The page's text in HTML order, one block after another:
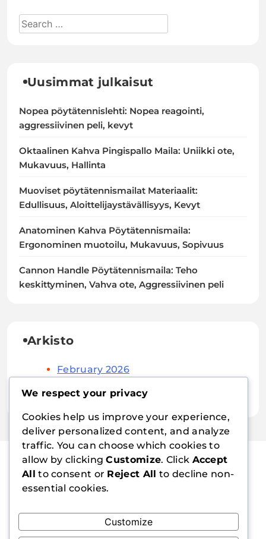
Uusimmat julkaisut
Nopea pöytätennislehti: Nopea reagointi,
aggressiivinen peli, kevyt
Oktaalinen Kahva Pingispallo Maila: Uniikki ote,
Mukavuus, Hallinta
Muoviset pöytätennismailat Materiaalit:
Edullisuus, Aloittelijaystävällisyys, Kevyt
Anatominen Kahva Pöytätennismaila:
Ergonominen muotoilu, Mukavuus, Sopivuus
Cannon Handle Pöytätennismaila: Teho
keskittyminen, Vahva ote, Aggressiivinen peli
Arkisto
February 2026
nordicedu.com
We respect your privacy
Cookies help us improve your experience,
deliver personalized content, and analyze
traffic. You can choose which cookies to
allow by clickingCustomize. Click Accept
All to consent or Reject All to decline non-
essential cookies.
Customize